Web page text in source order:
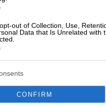
out of Collection, Use,
Data that Is Unrelated with
CONFIRM